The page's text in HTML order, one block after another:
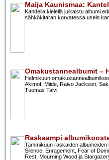
Maija Kaunismaa:
Kahdella kielellä julkaistu albumi
sähkökitaran korvatessa usein
Omakustannealbumit –
Helmikuun
Akimof, Miide, Raivo Jackson,
Tuomas Talvi.
Raskaampi
Tammikuun raskaiden
Silence, Enragement, Fear of
Rest, Mourning Wood ja